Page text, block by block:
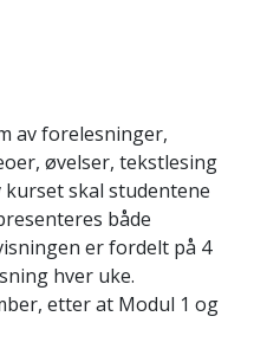
av forelesninger,
øvelser, tekstlesing
skal studentene
både
er fordelt på 4
hver uke.
etter at Modul 1 og